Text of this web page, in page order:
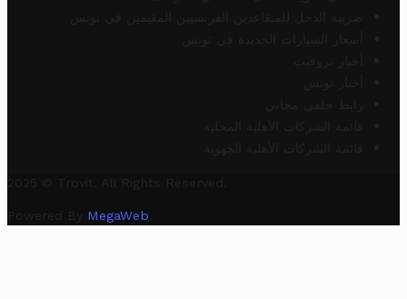
ضريبة الدخل للمتقاعدين الفرنسيين المقيمين في تونس
أسعار السيارات الجديدة في تونس
أخبار تروفيت
أخبار تونس
رابط خلفي مجاني
قائمة الشركات الأهلية المحلية
قائمة الشركات الأهلية الجهوية
2025 © Trovit. All Rights Reserved.
Powered By MegaWeb